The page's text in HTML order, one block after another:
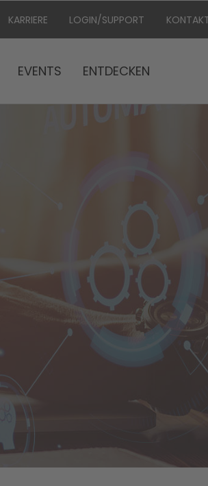
KARRIERE LOGIN/SUPPORT
EVENTS ENTDECKEN